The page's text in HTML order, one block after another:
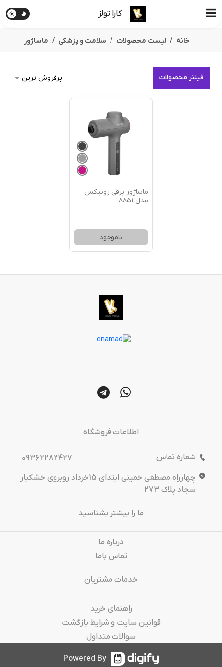
کارا تولز
خانه لیست محصولات سلامت و پزشکی ماساژور
فیلتر محصولات
ماساژور برقی رونیکس
مدل 8851
ناموجود
اطلاعات فروشگاه
شماره تماس
09362282427
چهارراه مصطفی خمینی ابتدای 15خرداد روبروی خشکبار
سجاد پلاک 273
ما را بیشتر بشناسید
درباره‌ ما
تماس باما
خدمات مشتریان
راهنمای خرید
قوانین سایت و شرایط بازگشت
سوالات متداول
Powered By